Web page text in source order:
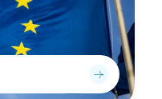
de la
Ville et
de ses